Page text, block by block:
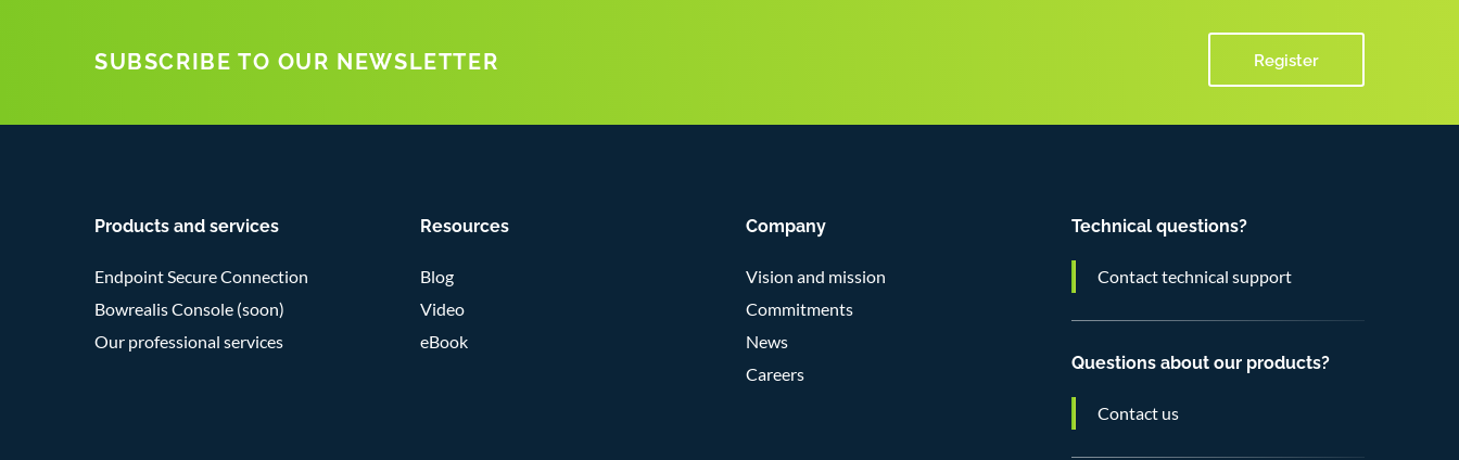
SUBSCRIBE TO OUR NEWSLETTER Register
Products and services
Endpoint Secure Connection
Bowrealis Console (soon)
Our professional services
Resources
Blog
Video
eBook
Company
Vision and mission
Commitments
News
Careers
Technical questions?
Contact technical support
Questions about our products?
Contact us